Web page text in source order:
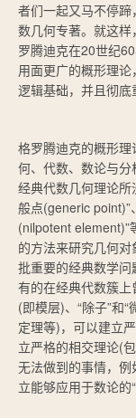
者们一起又马不停
数几何专著。就这
罗腾迪克在20世纪
用面更广的概形理
逻辑基础，并且彻底
格罗腾迪克的概形
何、代数、数论与
经典代数几何理论
般点(generic point)”
(nilpotent element)”
的方法来研究几何
批重要的经典数学
有的在经典代数簇上
(即模层)、“除子”和
定理等)，可以建立
立严格的相交理论(
无法做到的事情，
立能够应用于数论的